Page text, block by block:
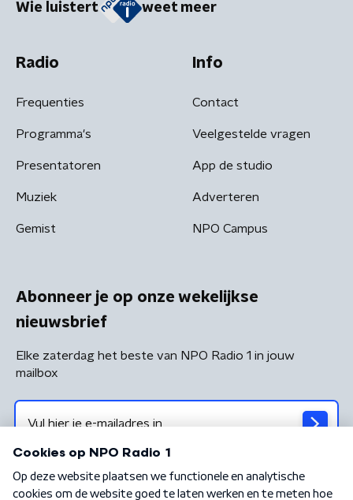
Wie luistert weet meer
Radio
Frequenties
Programma's
Presentatoren
Muziek
Gemist
Info
Contact
Veelgestelde vragen
App de studio
Adverteren
NPO Campus
Abonneer je op onze wekelijkse
nieuwsbrief
Elke zaterdag het beste van NPO Radio 1 in jouw
mailbox